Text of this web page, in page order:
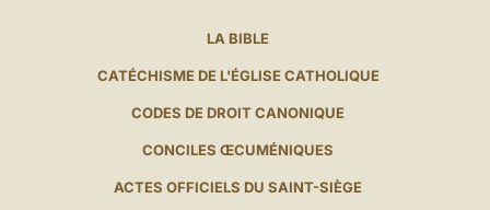
LA BIBLE
CATÉCHISME DE L'ÉGLISE CATHOLIQUE
CODES DE DROIT CANONIQUE
CONCILES ŒCUMÉNIQUES
ACTES OFFICIELS DU SAINT-SIÈGE